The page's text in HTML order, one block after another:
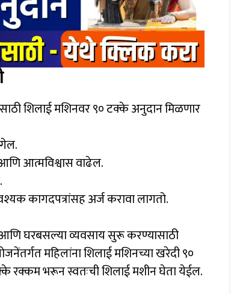
शिलाई मशिनवर ९० टक्के अनुदान मिळणार
आत्मविश्वास वाढेल.
कागदपत्रांसह अर्ज करावा लागतो.
आणि घरबसल्या व्यवसाय सुरू करण्यासाठी
महिलांना शिलाई मशिनच्या खरेदी ९०
रक्कम भरून स्वतःची शिलाई मशीन घेता येईल.